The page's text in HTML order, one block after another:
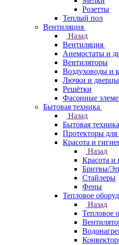
Розетты
Теплый пол
Вентиляция
Назад
Вентиляция
Анемостаты и
Вентиляторы
Воздуховоды и
Лючки и дверцы
Решётки
Фасонные
Бытовая техника
Назад
Бытовая техника
Протекторы
Красота и
Назад
Красота и
Бритвы/
Стайлеры
Фены
Тепловое
Назад
Тепловое